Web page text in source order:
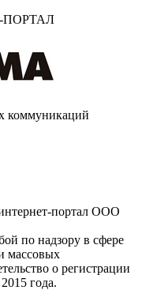
коммуникаций
портал ООО
по надзору в сфере
массовых
о регистрации
года.